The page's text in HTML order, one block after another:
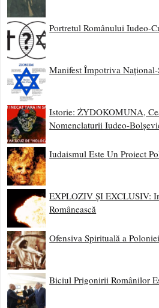
Portretul Românului Iudeo-
Manifest Împotriva
Istorie: ŻYDOKOMUNA,
Nomenclaturii Iudeo-
Iudaismul Este Un Proiect
EXPLOZIV ȘI EXCLUSIV:
Românească
Ofensiva Spirituală a Poloniei
Biciul Prigonirii Românilor